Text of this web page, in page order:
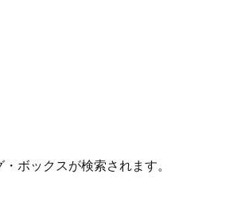
ボックスが検索されます。